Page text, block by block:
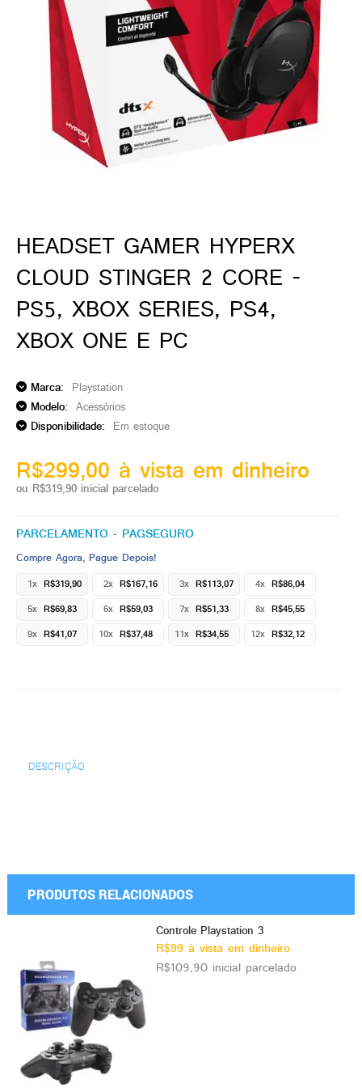
gamer)
HEADSET GAMER HYPERX
CLOUD STINGER 2 CORE -
PS5, XBOX SERIES, PS4,
XBOX ONE E PC
Marca: Playstation
Modelo: Acessórios
Disponibilidade: Em estoque
R$299,00 à vista em dinheiro
ou R$319,90 inicial parcelado
PARCELAMENTO - PAGSEGURO
Compre Agora, Pague Depois!
1x R$319,90 2x R$167,16 3x R$113,07 4x R$86,04
5x R$69,83 6x R$59,03 7x R$51,33 8x R$45,55
9x R$41,07 10x R$37,48 11x R$34,55 12x R$32,12
DESCRIÇÃO
PRODUTOS RELACIONADOS
Controle Playstation 3
R$99 à vista em dinheiro
R$109,90 inicial parcelado